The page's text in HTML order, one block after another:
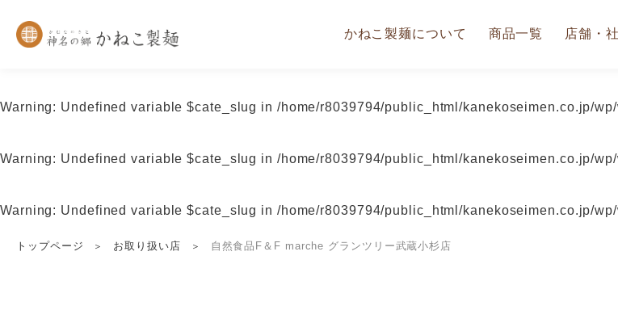
かねこ製麺について 商品一覧 店舗・
Warning: Undefined variable $cate_slug in /home/r8039794/public_html/kanekoseimen.co.jp/
Warning: Undefined variable $cate_slug in /home/r8039794/public_html/kanekoseimen.co.jp/
Warning: Undefined variable $cate_slug in /home/r8039794/public_html/kanekoseimen.co.jp/
トップページ お取り扱い店 自然食品F＆F marche グランツリー武蔵小杉店